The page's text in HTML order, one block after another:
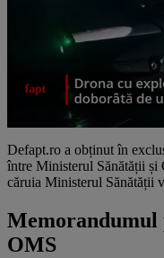
Defapt.ro a obținut în
între Ministerul Sănătății și
căruia Ministerul Sănătății
Memorandumul
OMS